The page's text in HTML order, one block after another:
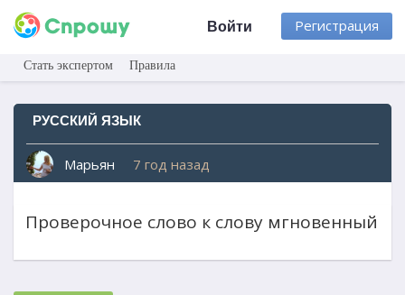
Регистрация
Войти
Стать экспертом Правила
РУССКИЙ ЯЗЫК
Марьян 7 год назад
Проверочное слово к слову мгновенный